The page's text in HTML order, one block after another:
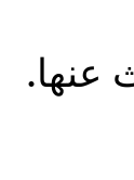
عنها.